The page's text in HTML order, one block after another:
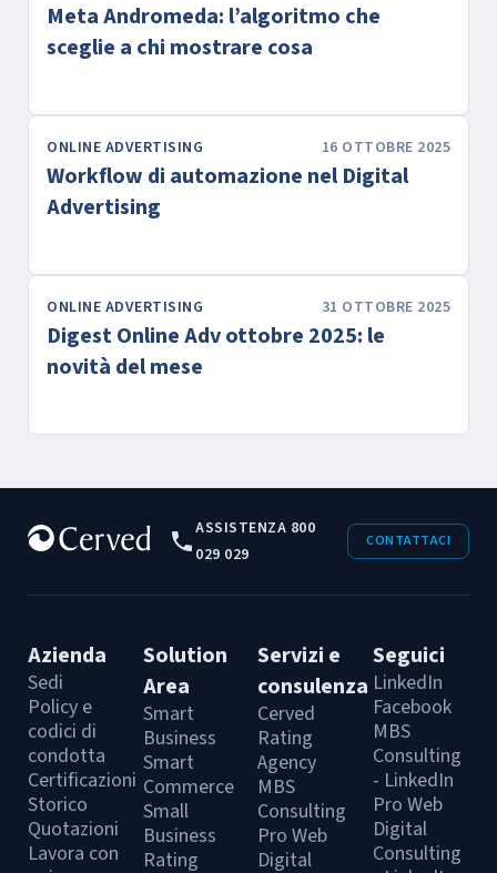
Meta Andromeda: l’algoritmo che
sceglie a chi mostrare cosa
ONLINE ADVERTISING 16 OTTOBRE 2025
Workflow di automazione nel Digital
Advertising
ONLINE ADVERTISING 31 OTTOBRE 2025
Digest Online Adv ottobre 2025: le
novità del mese
ASSISTENZA 800
029 029
CONTATTACI
Azienda
Sedi
Policy e
codici di
condotta
Certificazioni
Storico
Quotazioni
Lavora con
Solution
Area
Smart
Business
Smart
Commerce
Small
Business
Rating
Servizi e
consulenza
Cerved
Rating
Agency
MBS
Consulting
Pro Web
Digital
Seguici
LinkedIn
Facebook
MBS
Consulting
- LinkedIn
Pro Web
Digital
Consulting